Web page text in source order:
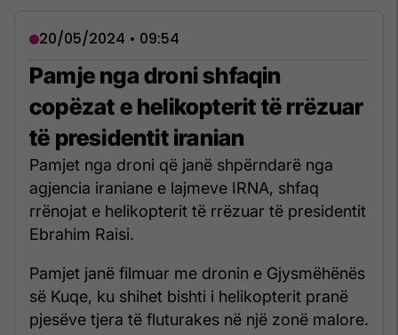
20/05/2024 • 09:54
Pamje nga droni shfaqin
copëzat e helikopterit të rrëzuar
të presidentit iranian
Pamjet nga droni që janë shpërndarë nga
agjencia iraniane e lajmeve IRNA, shfaq
rrënojat e helikopterit të rrëzuar të presidentit
Ebrahim Raisi.
Pamjet janë filmuar me dronin e Gjysmëhënës
së Kuqe, ku shihet bishti i helikopterit pranë
pjesëve tjera të fluturakes në një zonë malore.